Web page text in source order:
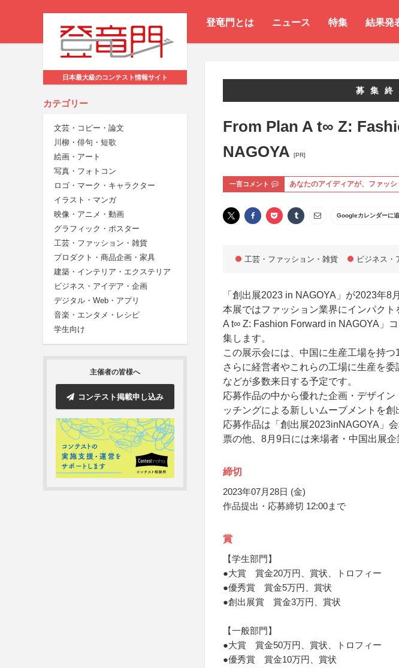
登竜門とは ニュース 特集 結果発
日本最大級のコンテスト情報サイト
カテゴリー
文芸・コピー・論文
川柳・俳句・短歌
絵画・アート
写真・フォトコン
ロゴ・マーク・キャラクター
イラスト・マンガ
映像・アニメ・動画
グラフィック・ポスター
工芸・ファッション・雑貨
プロダクト・商品企画・家具
建築・インテリア・エクステリア
ビジネス・アイデア・企画
デジタル・Web・アプリ
音楽・エンタメ・レシピ
学生向け
主催者の皆様へ
コンテスト掲載申し込み
募集終
From Plan A t∞ Z:
NAGOYA
[PR]
一言コメント あなたのアイディアが、ファッシ
Googleカレンダーに
工芸・ファッション・雑貨 ビジネス・
「創出展2023 in NAGOYA」が2023年8
本展ではファッション業界にインパク
A t∞ Z: Fashion Forward in NAGOYA」
集します。
この展示会には、中国に生産工場を持つ
さらに経営者やこれらの工場に生産を
などが多数来日する予定です。
応募作品の中から優れた企画・デザイ
ッチングによる新しいムーブメントを創
応募作品は「創出展2023inNAGOYA」
票の他、8月9日には来場者・中国出展企
締切
2023年07月28日 (金)
作品提出・応募締切 12:00まで
賞
【学生部門】
●大賞 賞金20万円、賞状、トロフィー
●優秀賞 賞金5万円、賞状
●創出展賞 賞金3万円、賞状
【一般部門】
●大賞 賞金50万円、賞状、トロフィー
●優秀賞 賞金10万円、賞状